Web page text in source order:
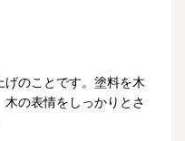
のことです。塗料を木
の表情をしっかりとさ